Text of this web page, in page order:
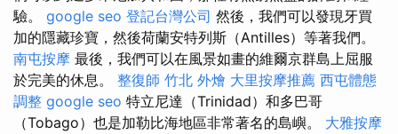
驗。 google seo 登記台灣公司 然後，我們可以發現牙買
加的隱藏珍寶，然後荷蘭安特列斯（Antilles）等著我們。
南屯按摩 最後，我們可以在風景如畫的維爾京群島上屈服
於完美的休息。 整復師 竹北 外燴 大里按摩推薦 西屯體態
調整 google seo 特立尼達（Trinidad）和多巴哥
（Tobago）也是加勒比海地區非常著名的島嶼。 大雅按摩